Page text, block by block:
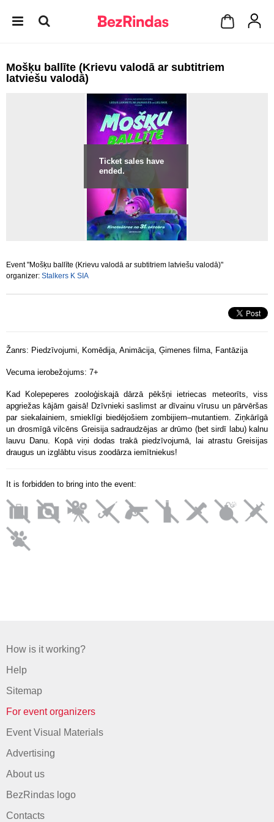
Mošķu ballīte (Krievu valodā ar subtitriem
latviešu valodā)
Ticket sales have
ended.
Event "Mošķu ballīte (Krievu valodā ar subtitriem latviešu valodā)"
organizer: Stalkers K SIA
Žanrs: Piedzīvojumi, Komēdija, Animācija, Ģimenes filma, Fantāzija
Vecuma ierobežojums: 7+
Kad Kolepeperes zooloģiskajā dārzā pēkšņi ietriecas meteorīts, viss
apgriežas kājām gaisā! Dzīvnieki saslimst ar dīvainu vīrusu un pārvēršas
par siekalainiem, smieklīgi biedējošiem zombijiem–mutantiem. Ziņkārīgā
un drosmīgā vilcēns Greisija sadraudzējas ar drūmo (bet sirdī labu) kalnu
lauvu Danu. Kopā viņi dodas trakā piedzīvojumā, lai atrastu Greisijas
draugus un izglābtu visus zoodārza iemītniekus!
It is forbidden to bring into the event:
How is it working?
Help
Sitemap
For event organizers
Event Visual Materials
Advertising
About us
BezRindas logo
Contacts